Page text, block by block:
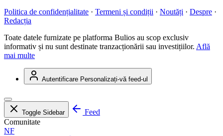
Politica de confidențialitate · Termeni și condiții · Noutăți · Despre ·
Redacția
Toate datele furnizate pe platforma Bulios au scop exclusiv
informativ și nu sunt destinate tranzacționării sau investițiilor. Află
mai multe
Autentificare Personalizați-vă feed-ul
Toggle Sidebar
Feed
Comunitate
NF